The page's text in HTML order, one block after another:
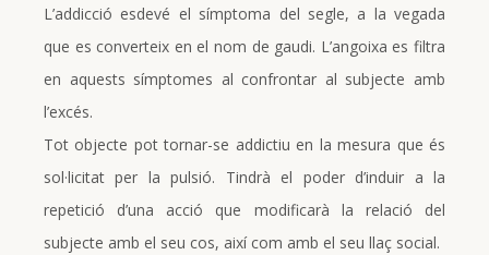
L’addicció esdevé el símptoma del segle, a la vegada
que es converteix en el nom de gaudi. L’angoixa es filtra
en aquests símptomes al confrontar al subjecte amb
l’excés.
Tot objecte pot tornar-se addictiu en la mesura que és
sol·licitat per la pulsió. Tindrà el poder d’induir a la
repetició d’una acció que modificarà la relació del
subjecte amb el seu cos, així com amb el seu llaç social.